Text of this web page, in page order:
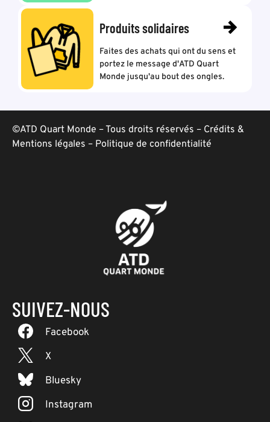
Produits solidaires
Faites des achats qui ont du sens et
portez le message d'ATD Quart
Monde jusqu'au bout des ongles.
©ATD Quart Monde – Tous droits réservés – Crédits &
Mentions légales – Politique de confidentialité
SUIVEZ-NOUS
Facebook
X
Bluesky
Instagram